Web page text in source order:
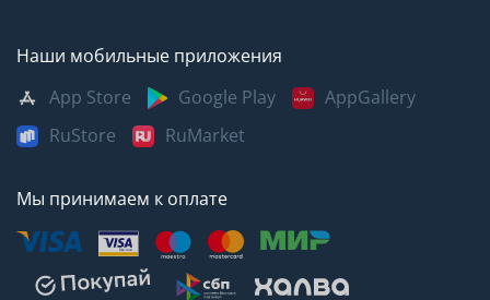
Наши мобильные приложения
App Store
Google Play
AppGallery
RuStore
RuMarket
Мы принимаем к оплате